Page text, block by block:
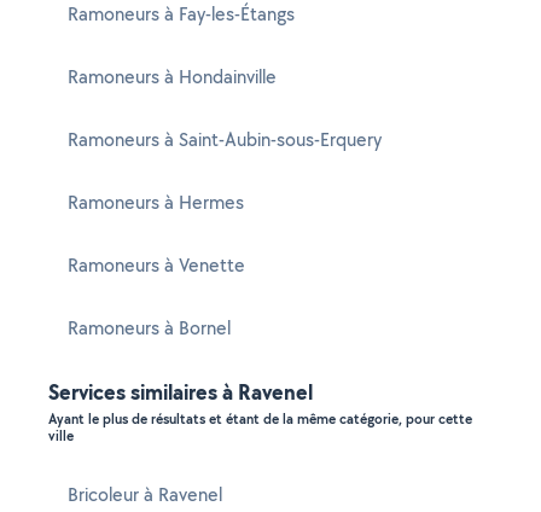
Ramoneurs à Fay-les-Étangs
Ramoneurs à Hondainville
Ramoneurs à Saint-Aubin-sous-Erquery
Ramoneurs à Hermes
Ramoneurs à Venette
Ramoneurs à Bornel
Services similaires à Ravenel
Ayant le plus de résultats et étant de la même catégorie, pour cette
ville
Bricoleur à Ravenel